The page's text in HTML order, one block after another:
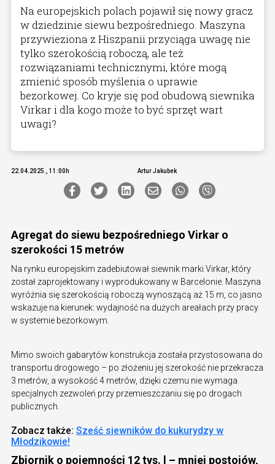
Na europejskich polach pojawił się nowy gracz
w dziedzinie siewu bezpośredniego. Maszyna
przywieziona z Hiszpanii przyciąga uwagę nie
tylko szerokością roboczą, ale też
rozwiązaniami technicznymi, które mogą
zmienić sposób myślenia o uprawie
bezorkowej. Co kryje się pod obudową siewnika
Virkar i dla kogo może to być sprzęt wart
uwagi?
22.04.2025., 11:00h Artur Jakubek
Agregat do siewu bezpośredniego Virkar o
szerokości 15 metrów
Na rynku europejskim zadebiutował siewnik marki Virkar, który
został zaprojektowany i wyprodukowany w Barcelonie. Maszyna
wyróżnia się szerokością roboczą wynoszącą aż 15 m, co jasno
wskazuje na kierunek: wydajność na dużych areałach przy pracy
w systemie bezorkowym.
Mimo swoich gabarytów konstrukcja została przystosowana do
transportu drogowego – po złożeniu jej szerokość nie przekracza
3 metrów, a wysokość 4 metrów, dzięki czemu nie wymaga
specjalnych zezwoleń przy przemieszczaniu się po drogach
publicznych.
Zobacz także: Sześć siewników do kukurydzy w
Młodzikowie!
Zbiornik o pojemności 12 tys. l – mniej postojów,